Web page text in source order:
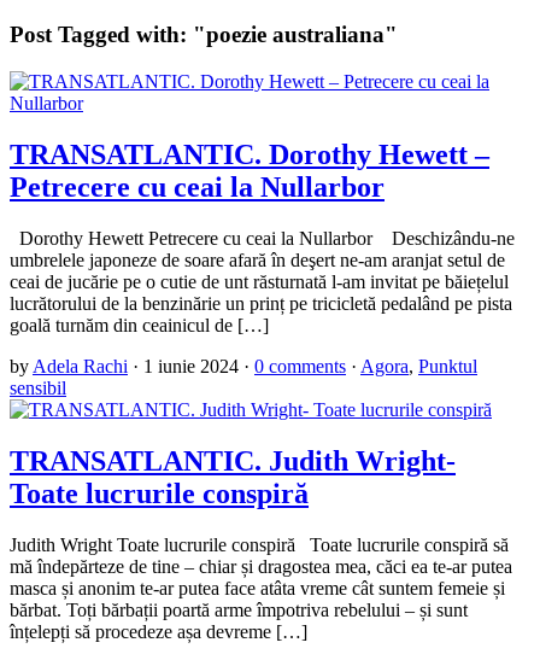
Post Tagged with: "poezie australiana"
TRANSATLANTIC. Dorothy Hewett –
Petrecere cu ceai la Nullarbor
Dorothy Hewett Petrecere cu ceai la Nullarbor Deschizându-ne
umbrelele japoneze de soare afară în deşert ne-am aranjat setul de
ceai de jucărie pe o cutie de unt răsturnată l-am invitat pe băiețelul
lucrătorului de la benzinărie un prinț pe tricicletă pedalând pe pista
goală turnăm din ceainicul de […]
by Adela Rachi · 1 iunie 2024 · 0 comments · Agora, Punktul
sensibil
TRANSATLANTIC. Judith Wright-
Toate lucrurile conspiră
Judith Wright Toate lucrurile conspiră Toate lucrurile conspiră să
mă îndepărteze de tine – chiar și dragostea mea, căci ea te-ar putea
masca și anonim te-ar putea face atâta vreme cât suntem femeie și
bărbat. Toți bărbații poartă arme împotriva rebelului – și sunt
înțelepți să procedeze așa devreme […]